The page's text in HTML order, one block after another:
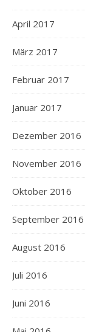
April 2017
März 2017
Februar 2017
Januar 2017
Dezember 2016
November 2016
Oktober 2016
September 2016
August 2016
Juli 2016
Juni 2016